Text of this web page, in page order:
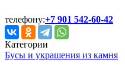
телефону:+7 901 542-60-42
Категории
Бусы и украшения из камня